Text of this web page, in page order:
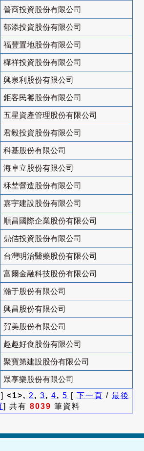
晉商投資股份有限公司
郁添投資股份有限公司
福豐置地股份有限公司
樺祥投資股份有限公司
興泉利股份有限公司
鉅客民饕股份有限公司
五星資產管理股份有限公司
君毅投資股份有限公司
科基股份有限公司
海卓立股份有限公司
秝埜營造股份有限公司
嘉宇建設股份有限公司
順昌國際企業股份有限公司
鼎佶投資股份有限公司
台灣明治醫藥股份有限公司
富爾金融科技股份有限公司
瀚于股份有限公司
興昌股份有限公司
賀美股份有限公司
趣趣好食股份有限公司
聚寶第建設股份有限公司
眾享樂股份有限公司
<1>, 2 , 3, 4, 5 [ 下一頁 / 最後
] 共有 8039 筆資料